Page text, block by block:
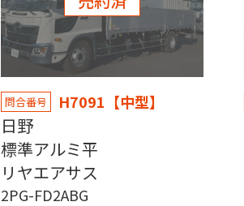
問合番号 H7091【中型】
日野
標準アルミ平
リヤエアサス
2PG-FD2ABG